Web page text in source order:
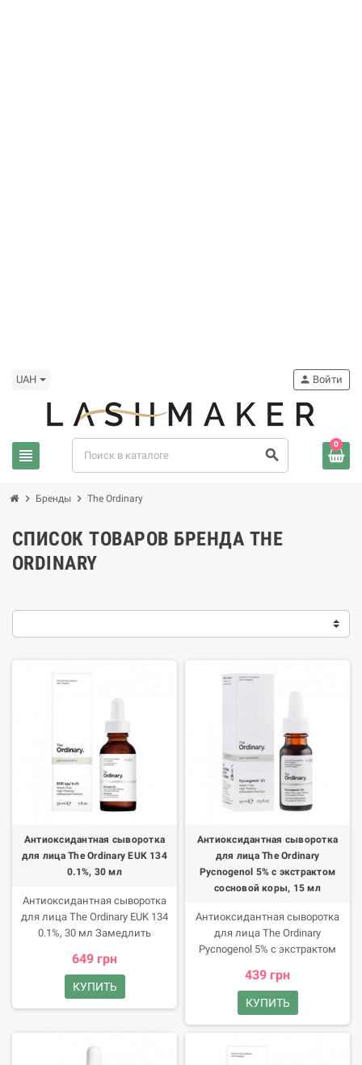
UAH
view_headline search
person Войти
0
chevron_right Бренды chevron_right The Ordinary
СПИСОК ТОВАРОВ БРЕНДА THE
ORDINARY
Антиоксидантная сыворотка
для лица The Ordinary EUK 134
0.1%, 30 мл
Антиоксидантная сыворотка
для лица The Ordinary EUK 134
0.1%, 30 мл Замедлить
призвана сыворотка
канадского бренда The Ordinary.
Продукт является веганским, в
силиконов, орехов и глютена.
649 грн
КУПИТЬ
Антиоксидантная сыворотка
для лица The Ordinary
Pycnogenol 5% с экстрактом
сосновой коры, 15 мл
Антиоксидантная сыворотка
для лица The Ordinary
Pycnogenol 5% с экстрактом
Почувствуйте омолаживающую
силу французской морской
сосны с антиоксидантной
сывороткой The Ordinary.
439 грн
КУПИТЬ